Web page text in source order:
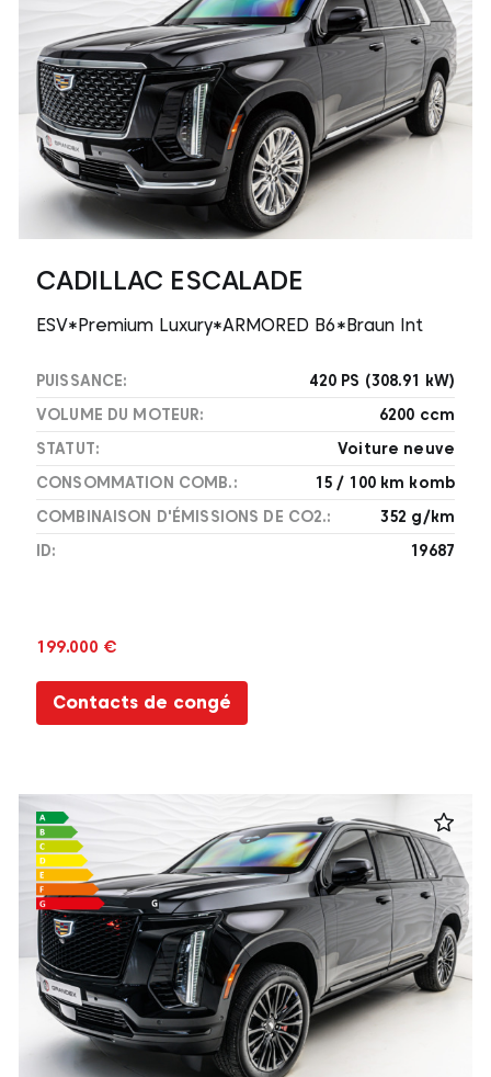
CADILLAC ESCALADE
ESV*Premium Luxury*ARMORED B6*Braun Int
PUISSANCE:
420 PS (308.91 kW)
VOLUME DU MOTEUR:
6200 ccm
STATUT:
Voiture neuve
CONSOMMATION COMB.:
15 / 100 km komb
COMBINAISON D'ÉMISSIONS DE CO2.:
352 g/km
ID:
19687
199.000 €
Contacts de congé